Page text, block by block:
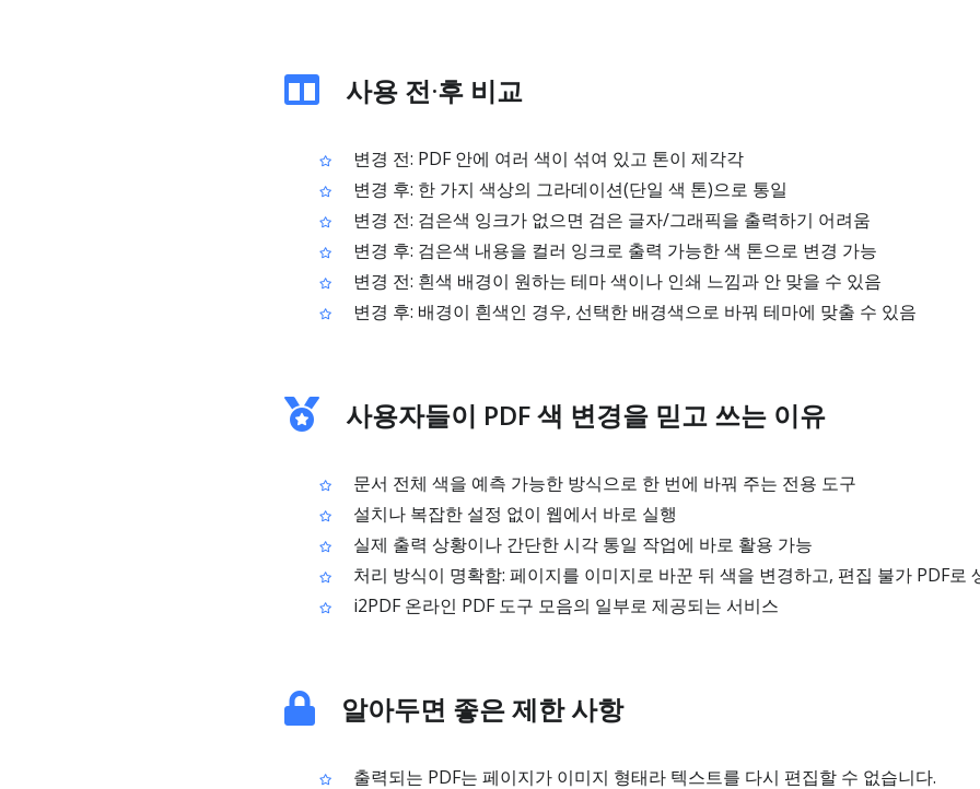
사용 전·후 비교
변경 전: PDF 안에 여러 색이 섞여 있고 톤이 제각각
변경 후: 한 가지 색상의 그라데이션(단일 색 톤)으로 통일
변경 전: 검은색 잉크가 없으면 검은 글자/그래픽을 출력하기 어려움
변경 후: 검은색 내용을 컬러 잉크로 출력 가능한 색 톤으로 변경 가능
변경 전: 흰색 배경이 원하는 테마 색이나 인쇄 느낌과 안 맞을 수 있음
변경 후: 배경이 흰색인 경우, 선택한 배경색으로 바꿔 테마에 맞출 수 있음
사용자들이 PDF 색 변경을 믿고 쓰는 이유
문서 전체 색을 예측 가능한 방식으로 한 번에 바꿔 주는 전용 도구
설치나 복잡한 설정 없이 웹에서 바로 실행
실제 출력 상황이나 간단한 시각 통일 작업에 바로 활용 가능
처리 방식이 명확함: 페이지를 이미지로 바꾼 뒤 색을 변경하고, 편집 불가 PDF로
i2PDF 온라인 PDF 도구 모음의 일부로 제공되는 서비스
알아두면 좋은 제한 사항
출력되는 PDF는 페이지가 이미지 형태라 텍스트를 다시 편집할 수 없습니다.